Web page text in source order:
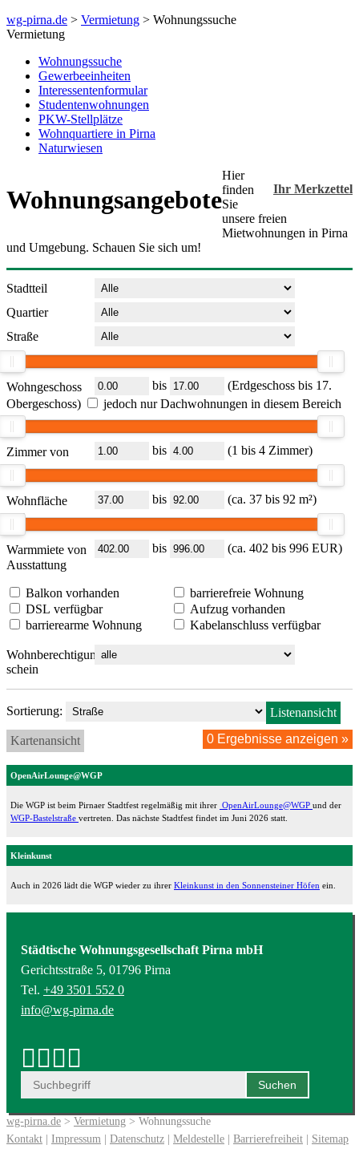
wg-pirna.de > Vermietung > Wohnungssuche
Vermietung
Wohnungssuche
Gewerbeeinheiten
Interessentenformular
Studentenwohnungen
PKW-Stellplätze
Wohnquartiere in Pirna
Naturwiesen
Wohnungsangebote Ihr Merkzettel
Hier
finden
Sie
unsere freien
Mietwohnungen in Pirna
und Umgebung. Schauen Sie sich um!
Stadtteil
Quartier
Straße
Wohngeschoss bis
(Erdgeschoss bis 17.
Obergeschoss)
jedoch nur Dachwohnungen in diesem Bereich
Zimmer von bis (1 bis 4 Zimmer)
Wohnfläche
von
bis (ca. 37 bis 92 m²)
Warmmiete von bis
(ca. 402 bis 996 EUR)
Ausstattung
Balkon vorhanden
barrierefreie Wohnung
DSL verfügbar
Aufzug vorhanden
barrierearme Wohnung
Kabelanschluss verfügbar
Wohnberechtigungs-
schein
Sortierung: Listenansicht
Kartenansicht
OpenAirLounge@WGP
Die WGP ist beim Pirnaer Stadtfest regelmäßig mit ihrer OpenAirLounge@WGP und der
WGP-Bastelstraße vertreten. Das nächste Stadtfest findet im Juni 2026 statt.
Kleinkunst
Auch in 2026 lädt die WGP wieder zu ihrer Kleinkunst in den Sonnensteiner Höfen ein.
Städtische Wohnungsgesellschaft Pirna mbH
Gerichtsstraße 5, 01796 Pirna
Tel. +49 3501 552 0
info@wg-pirna.de
wg-pirna.de > Vermietung > Wohnungssuche
Kontakt
Impressum Datenschutz Meldestelle Barrierefreiheit Sitemap